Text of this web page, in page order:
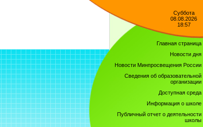
Суббота
08.08.2026
18:57
Главная страница
Новости дня
Новости Минпросвещения России
Сведения об образовательной
организации
Доступная среда
Информация о школе
Публичный отчет о деятельности
школы